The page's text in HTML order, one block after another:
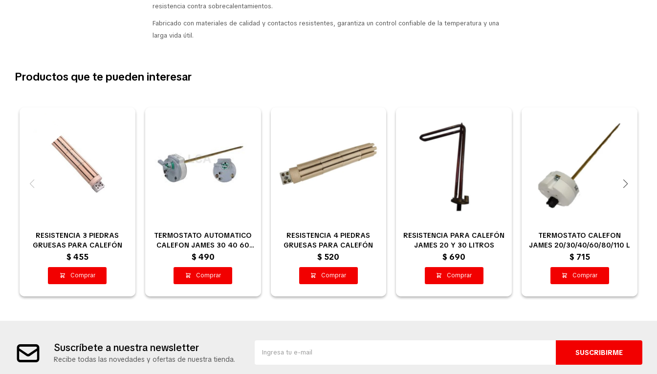
resistencia contra sobrecalentamientos.
Fabricado con materiales de calidad y contactos resistentes, garantiza un control confiable de la temperatura y una
larga vida útil.
Productos que te pueden interesar
RESISTENCIA 3 PIEDRAS
GRUESAS PARA CALEFÓN
$ 455
TERMOSTATO AUTOMATICO
CALEFON JAMES 30 40 60
80L
$ 490
RESISTENCIA 4 PIEDRAS
GRUESAS PARA CALEFÓN
$ 520
RESISTENCIA PARA CALEFÓN
JAMES 20 Y 30 LITROS
$ 690
TERMOSTATO CALEFON
JAMES 20/30/40/60/80/110 L
$ 715
Suscríbete a nuestra newsletter
Recibe todas las novedades y ofertas de nuestra tienda.
SUSCRIBIRME